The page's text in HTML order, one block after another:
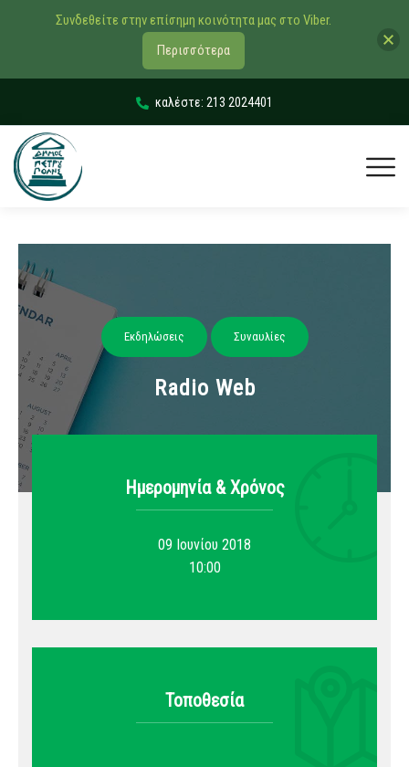
καλέστε: 213 2024401
Εκδηλώσεις Συναυλίες
Radio Web
Ημερομηνία & Xρόνος
09 Ιουνίου 2018
10:00
Τοποθεσία
Συνδεθείτε στην επίσημη κοινότητα μας στο Viber.
Περισσότερα